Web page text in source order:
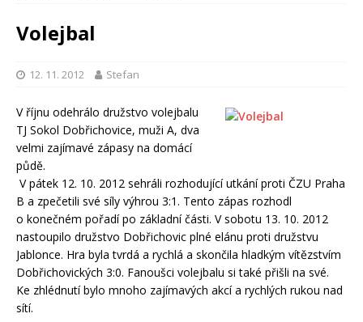
Volejbal
12. 11. 2012 Stefan
V říjnu odehrálo družstvo volejbalu
TJ Sokol Dobřichovice, muži A, dva
velmi zajímavé zápasy na domácí
půdě.
V pátek 12. 10. 2012 sehráli rozhodující utkání proti ČZU Praha
B a zpečetili své síly výhrou 3:1. Tento zápas rozhodl
o konečném pořadí po základní části. V sobotu 13. 10. 2012
nastoupilo družstvo Dobřichovic plné elánu proti družstvu
Jablonce. Hra byla tvrdá a rychlá a skončila hladkým vítězstvím
Dobřichovických 3:0. Fanoušci volejbalu si také přišli na své.
Ke zhlédnutí bylo mnoho zajímavých akcí a rychlých rukou nad
sítí.